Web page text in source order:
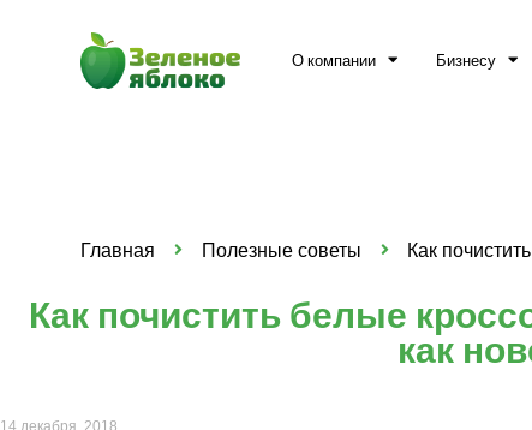
О компании Бизнесу
Главная Полезные советы Как
Как почистить белые
как
14 декабря, 2018